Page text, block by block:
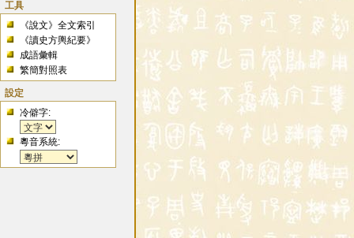
工具
《說文》全文索引
《讀史方輿紀要》
成語彙輯
繁簡對照表
設定
冷僻字:
粵音系統: